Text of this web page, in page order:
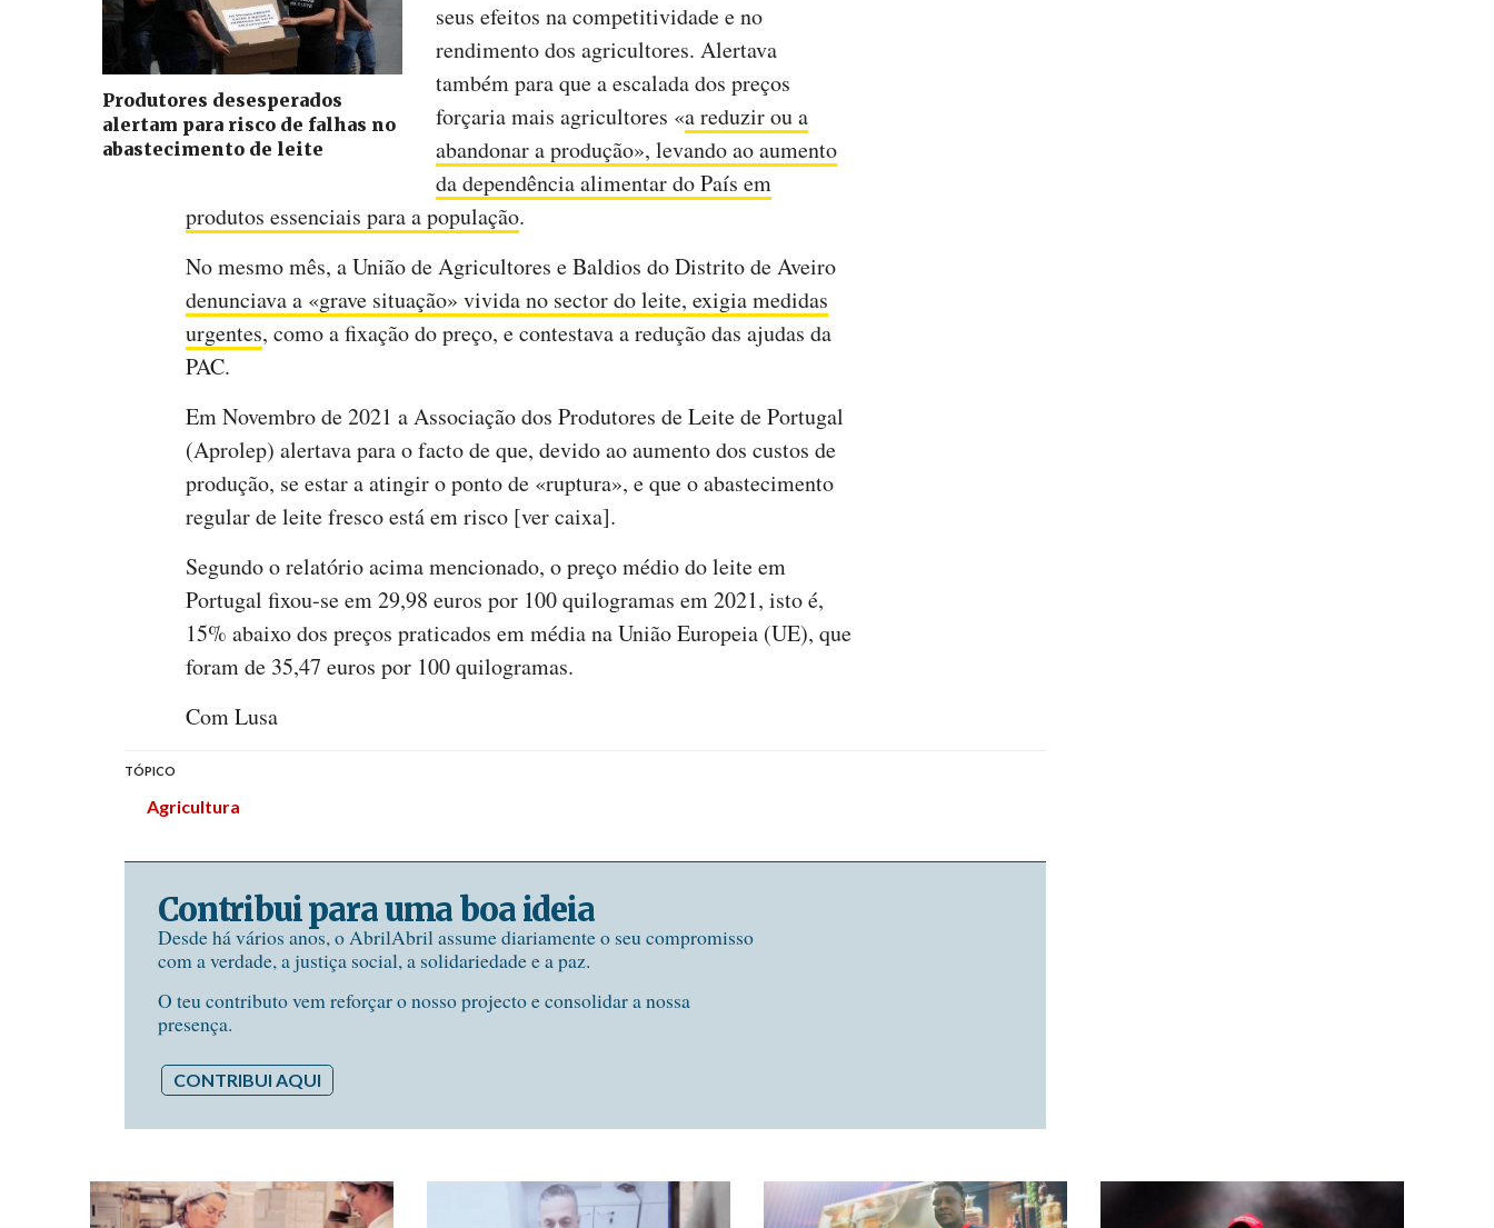
Produtores desesperados
alertam para risco de falhas no
abastecimento de leite
seus efeitos na competitividade e no
rendimento dos agricultores. Alertava
também para que a escalada dos preços
forçaria mais agricultores «a reduzir ou a
abandonar a produção», levando ao aumento
da dependência alimentar do País em
produtos essenciais para a população.
No mesmo mês, a União de Agricultores e Baldios do Distrito de Aveiro
denunciava a «grave situação» vivida no sector do leite, exigia medidas
urgentes, como a fixação do preço, e contestava a redução das ajudas da
PAC.
Em Novembro de 2021 a Associação dos Produtores de Leite de Portugal
(Aprolep) alertava para o facto de que, devido ao aumento dos custos de
produção, se estar a atingir o ponto de «ruptura», e que o abastecimento
regular de leite fresco está em risco [ver caixa].
Segundo o relatório acima mencionado, o preço médio do leite em
Portugal fixou-se em 29,98 euros por 100 quilogramas em 2021, isto é,
15% abaixo dos preços praticados em média na União Europeia (UE), que
foram de 35,47 euros por 100 quilogramas.
Com Lusa
TÓPICO
Agricultura
Contribui para uma boa ideia
Desde há vários anos, o AbrilAbril assume diariamente o seu compromisso
com a verdade, a justiça social, a solidariedade e a paz.
O teu contributo vem reforçar o nosso projecto e consolidar a nossa
presença.
CONTRIBUI AQUI